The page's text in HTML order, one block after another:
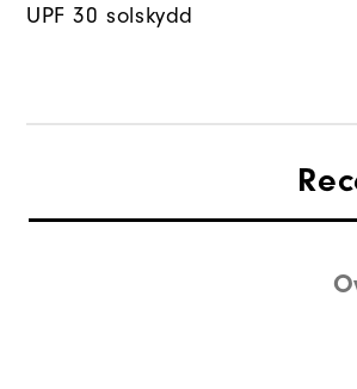
UPF 30 solskydd